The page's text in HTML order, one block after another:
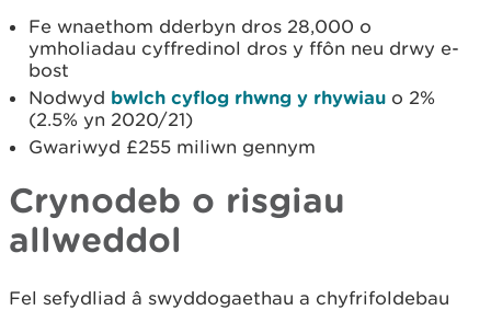
Fe wnaethom dderbyn dros 28,000 o
ymholiadau cyffredinol dros y ffôn neu drwy e-
bost
Nodwyd bwlch cyflog rhwng y rhywiau o 2%
(2.5% yn 2020/21)
Gwariwyd £255 miliwn gennym
Crynodeb o risgiau
allweddol
Fel sefydliad â swyddogaethau a chyfrifoldebau